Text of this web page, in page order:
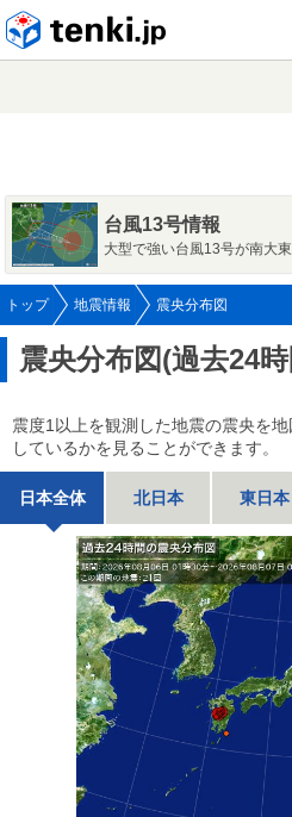
台風13号情報
大型で強い台風13号が南大
トップ 地震情報 震央分布図
震央分布図(過去24
震度1以上を観測した地震の震央を
しているかを見ることができます。
日本全体 北日本 東日本